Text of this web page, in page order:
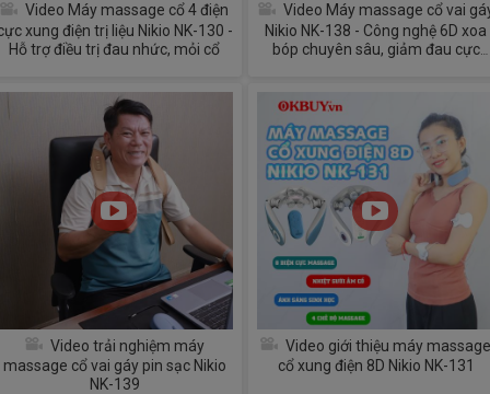
Video Máy massage cổ 4 điện
xung điện trị liệu Nikio NK-130 -
Hỗ trợ điều trị đau nhức, mỏi cổ
Video Máy massage cổ vai
Nikio NK-138 - Công nghệ 6D xoa
bóp chuyên sâu, giảm đau cực
Video trải nghiệm máy
massage cổ vai gáy pin sạc Nikio
NK-139
Video giới thiệu máy massage
cổ xung điện 8D Nikio NK-131